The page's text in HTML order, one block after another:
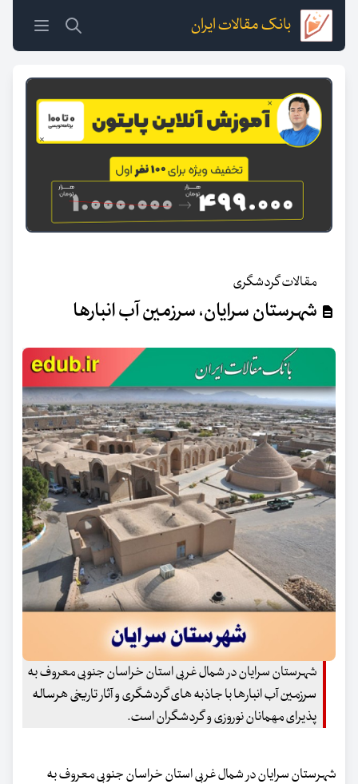
بانک مقالات ایران
مقالات گردشگری
شهرستان سرایان، سرزمین آب انبارها
شهرستان سرایان در شمال غربی استان خراسان جنوبی معروف به
سرزمین آب انبارها با جاذبه های گردشگری و آثار تاریخی هرساله
پذیرای مهمانان نوروزی و گردشگران است.
شهرستان سرایان در شمال غربی استان خراسان جنوبی معروف به